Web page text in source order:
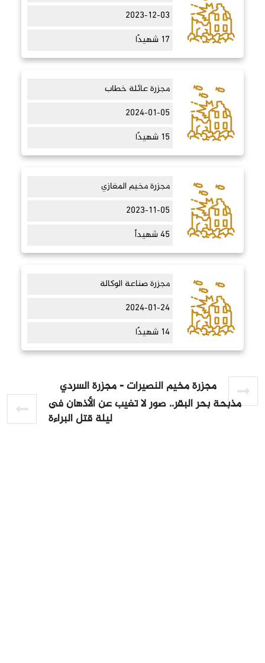
2023-12-03
17 شهيدًا
مجزرة عائلة خطاب
2024-01-05
15 شهيدًا
مجزرة مخيم المغازي
2023-11-05
45 شهيداً
مجزرة صناعة الوكالة
2024-01-24
14 شهيدًا
مجزرة مخيم النصيرات - مجزرة السردي
مذبحة بحر البقر.. صور لا تغيب عن الأذهان فى
ليلة قتل البراءة